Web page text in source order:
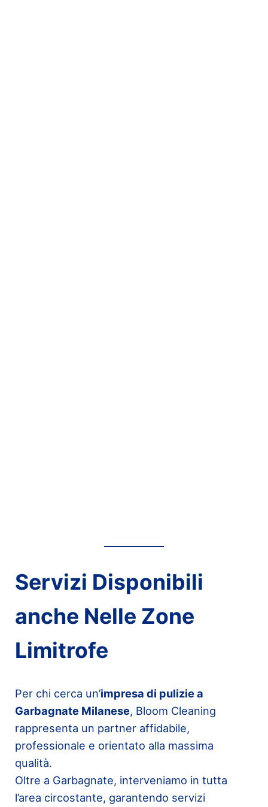
Servizi Disponibili
anche Nelle Zone
Limitrofe
Per chi cerca un’impresa di pulizie a
Garbagnate Milanese, Bloom Cleaning
rappresenta un partner affidabile,
professionale e orientato alla massima
qualità.
Oltre a Garbagnate, interveniamo in tutta
l’area circostante, garantendo servizi